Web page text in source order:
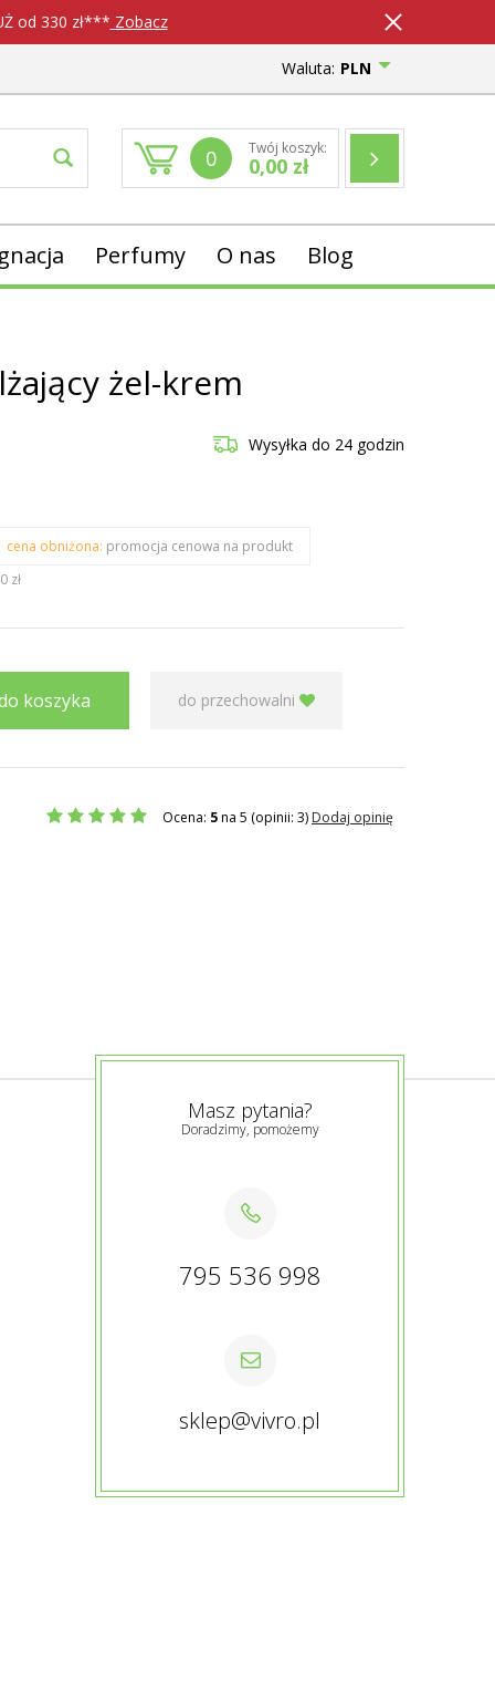
od 330 zł*** Zobacz
Waluta: PLN
0 Twój koszyk:
0,00 zł
Perfumy O nas Blog
żel-krem
Wysyłka do 24 godzin
cena obniżona: promocja cenowa na produkt
zł
koszyka do przechowalni
Ocena: 5na 5 (opinii: 3) Dodaj opinię
Masz pytania?
Doradzimy, pomożemy
795 536 998
sklep@vivro.pl